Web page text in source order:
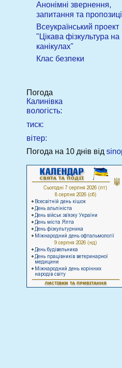
Анонімні звернення,
запитання та
Всеукраїнський проект
"Цікава фізкультура на
канікулах"
Клас безпеки
Погода
Калинівка
вологість:
тиск:
вітер:
Погода на 10 днів від